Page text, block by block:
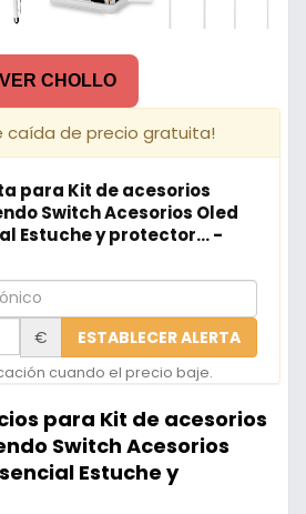
VER CHOLLO
caída de precio gratuita!
para Kit de acesorios
Switch Acesorios Oled
Estuche y protector... -
€ ESTABLECER ALERTA
cuando el precio baje.
para Kit de acesorios
Switch Acesorios
Estuche y